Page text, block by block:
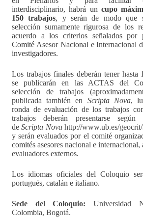
interdisciplinario, habrá un cupo
150 trabajos, y serán de modo que
selección sumamente rigurosa de los
acuerdo a los criterios señalados por
Comité Asesor Nacional e Internacional
investigadores.
Los trabajos finales deberán tener hasta
se publicarán en las ACTAS del
selección de trabajos
publicada también en Scripta Nova,
ronda de evaluación de los trabajos
trabajos deberán presentarse según
deScripta Novahttp://www.ub.es/
y serán evaluados por el comité
comités asesores nacional e
evaluadores externos.
Los idiomas oficiales del Coloquio
portugués, catalán e italiano.
Sede del Coloquio: Universidad
Colombia, Bogotá.